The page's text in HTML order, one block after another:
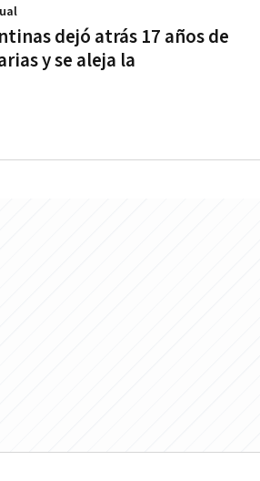
dejó atrás 17 años de
y se aleja la